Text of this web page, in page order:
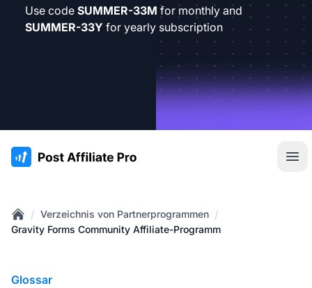
Use code SUMMER-33M for monthly and
SUMMER-33Y for yearly subscription
:site.title
Home
/ Verzeichnis von Partnerprogrammen /
Gravity Forms Community Affiliate-Programm
Glossar